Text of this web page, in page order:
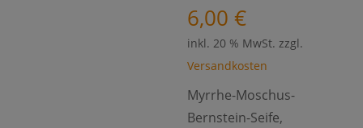
6,00€
inkl. 20 % MwSt. zzgl.
Versandkosten
Myrrhe-Moschus-
Bernstein-Seife,